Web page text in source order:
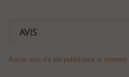
AVIS
Aucun avis n'a été publié pour le moment.